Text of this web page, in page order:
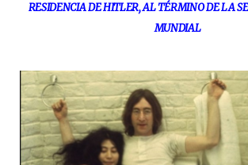
RESIDENCIA DE HITLER, AL TÉRMINO DE LA
MUNDIAL